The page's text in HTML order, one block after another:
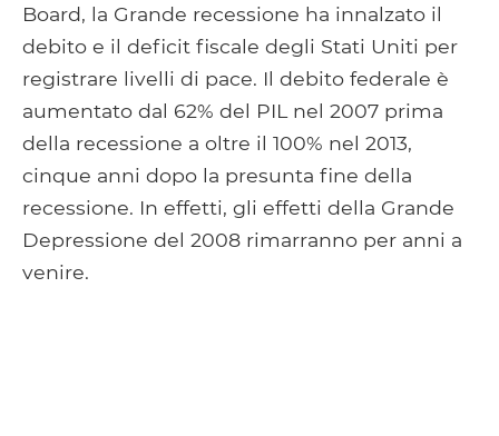
Board, la Grande recessione ha innalzato il
debito e il deficit fiscale degli Stati Uniti per
registrare livelli di pace. Il debito federale è
aumentato dal 62% del PIL nel 2007 prima
della recessione a oltre il 100% nel 2013,
cinque anni dopo la presunta fine della
recessione. In effetti, gli effetti della Grande
Depressione del 2008 rimarranno per anni a
venire.